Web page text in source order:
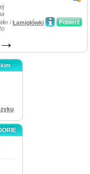
i
Pobierz
/ Łamigłówki
→